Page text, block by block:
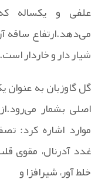
علفی و یکساله
شیار دار و خاردار است.
گل گاوزبان به
اصلی بشمار
موارد اشاره کرد:
غدد آدرنال، مقوی
خلط ‌آور، شیرافزا و